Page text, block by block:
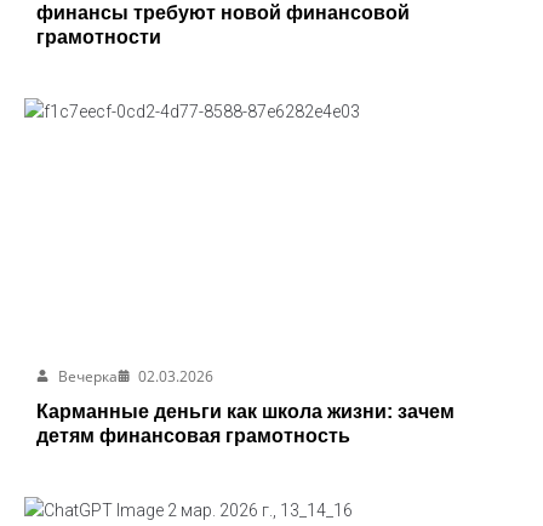
финансы требуют новой финансовой
грамотности
Вечерка
02.03.2026
Карманные деньги как школа жизни: зачем
детям финансовая грамотность